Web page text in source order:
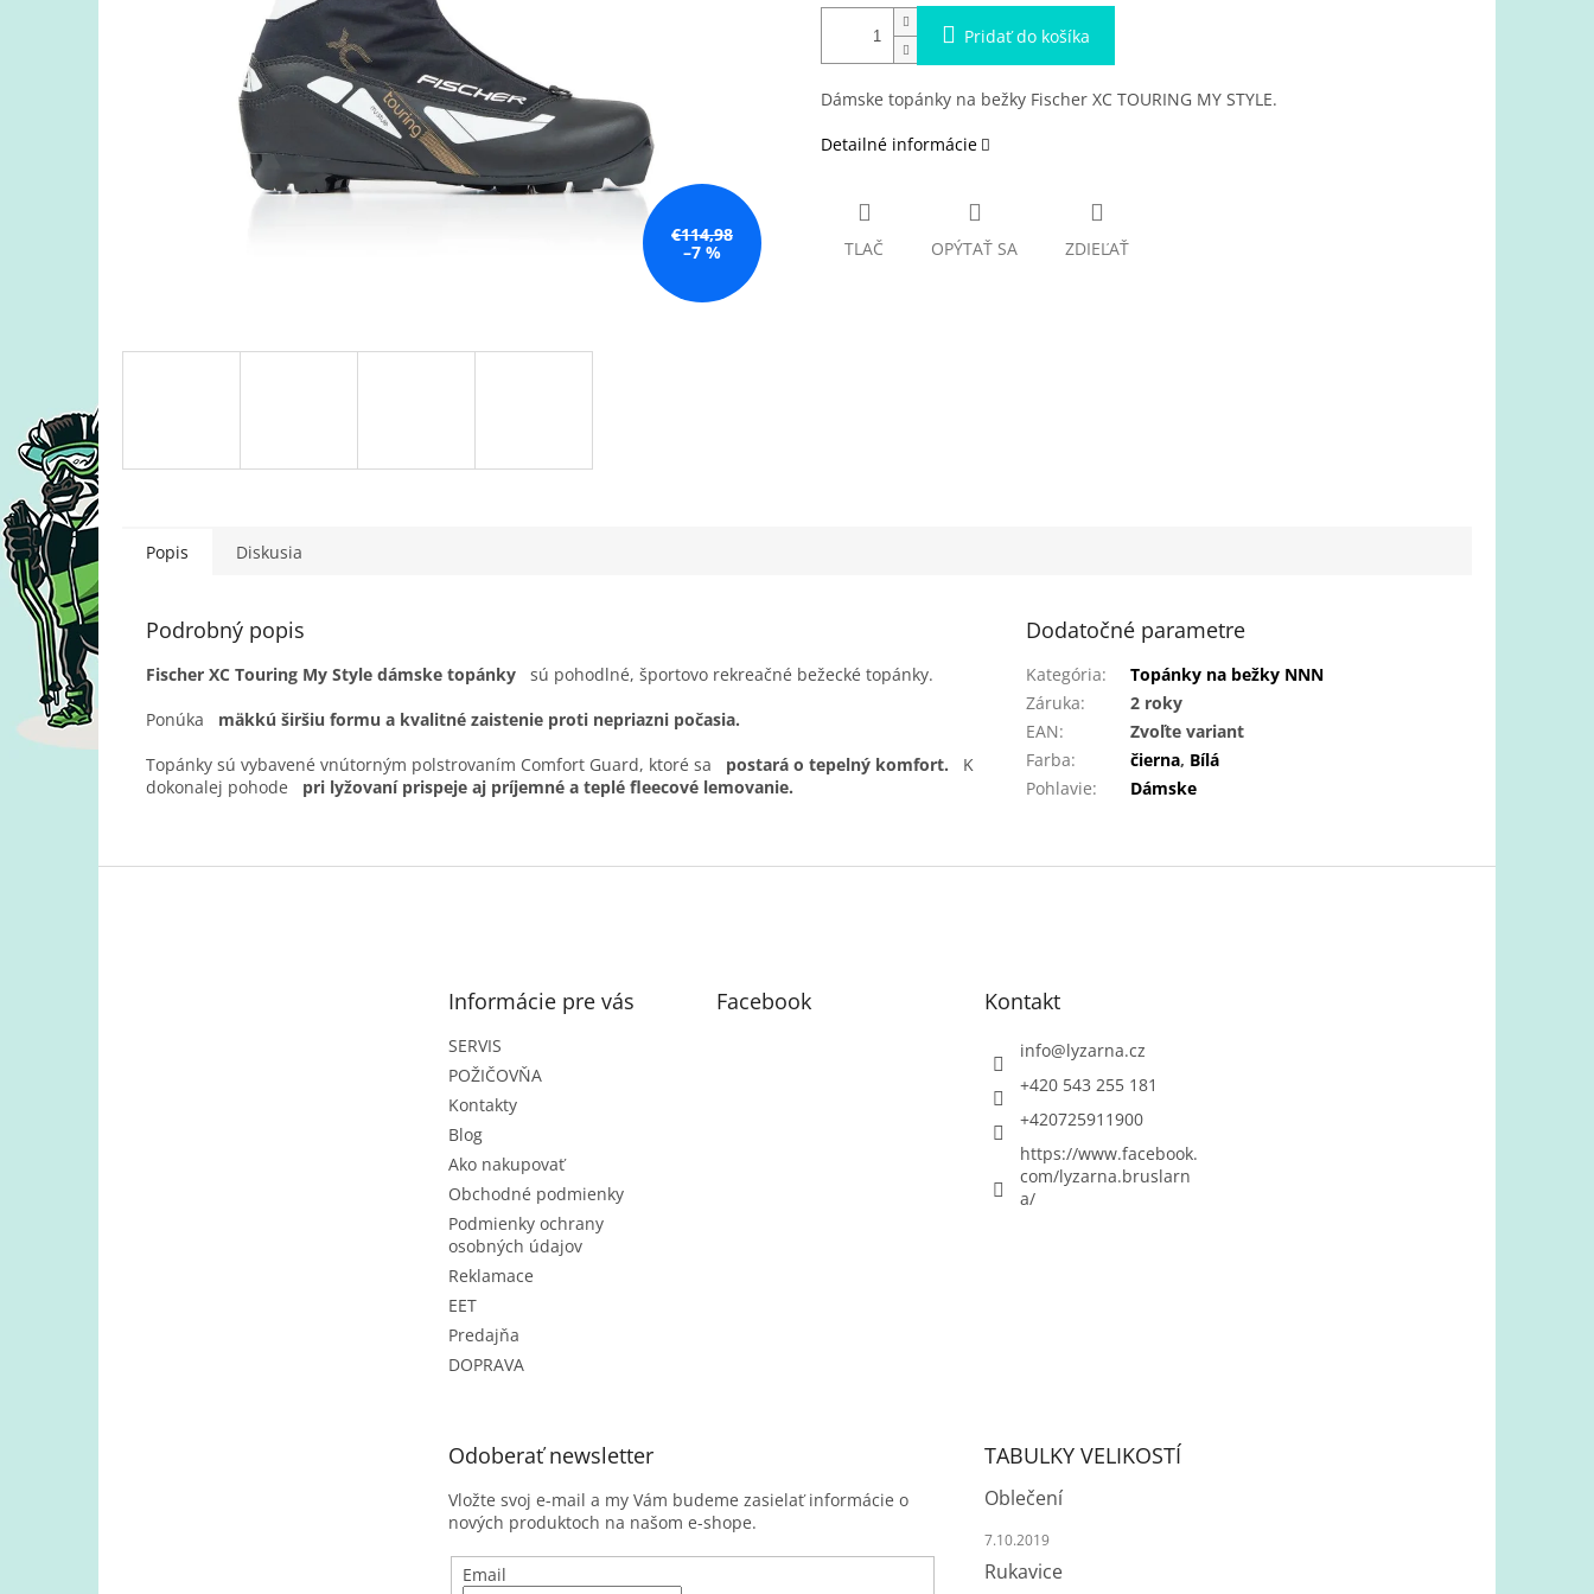
€114,98
–7 %
Pridať do košíka
Dámske topánky na bežky Fischer XC TOURING MY STYLE.
Detailné informácie
TLAČ OPÝTAŤ SA ZDIEĽAŤ
Popis Diskusia
Podrobný popis
Fischer XC Touring My Style dámske topánky
sú pohodlné, športovo rekreačné bežecké topánky.
Ponúka
mäkkú širšiu formu a kvalitné zaistenie proti nepriazni počasia.
Topánky sú vybavené vnútorným polstrovaním Comfort Guard, ktoré sa
postará o tepelný komfort.
K
dokonalej pohode
pri lyžovaní prispeje aj príjemné a teplé fleecové lemovanie.
Dodatočné parametre
Kategória:
Topánky na bežky NNN
Záruka:
2 roky
EAN:
Zvoľte variant
Farba: čierna, Bílá
Pohlavie: Dámske
Informácie pre vás
SERVIS
POŽIČOVŇA
Kontakty
Blog
Ako nakupovať
Obchodné podmienky
Podmienky ochrany
osobných údajov
Reklamace
EET
Predajňa
DOPRAVA
Facebook Kontakt
info@lyzarna.cz
+420 543 255 181
+420725911900
https://www.facebook.
com/lyzarna.bruslarn
a/
Odoberať newsletter
Vložte svoj e-mail a my Vám budeme zasielať informácie o
nových produktoch na našom e-shope.
Email
TABULKY VELIKOSTÍ
Oblečení
7.10.2019
Rukavice